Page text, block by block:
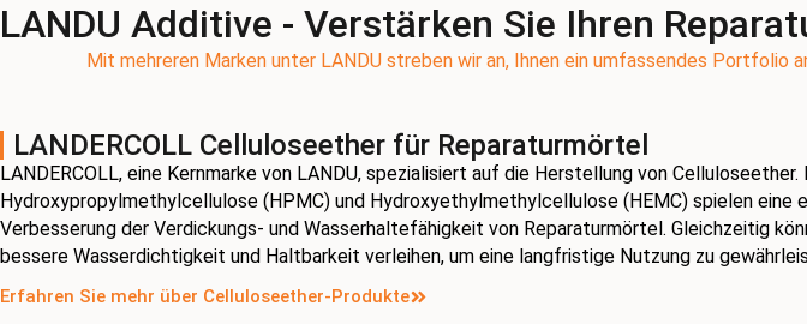
LANDU Additive - Verstärken Sie Ihren
Mit mehreren Marken unter LANDU streben wir an, Ihnen ein umfassendes
LANDERCOLL Celluloseether für Reparaturmörtel
LANDERCOLL, eine Kernmarke von LANDU, spezialisiert auf die Herstellung von Celluloseether.
Hydroxypropylmethylcellulose (HPMC) und Hydroxyethylmethylcellulose (HEMC) spielen eine
Verbesserung der Verdickungs- und Wasserhaltefähigkeit von Reparaturmörtel. Gleichzeitig
bessere Wasserdichtigkeit und Haltbarkeit verleihen, um eine langfristige Nutzung zu
Erfahren Sie mehr über Celluloseether-Produkte